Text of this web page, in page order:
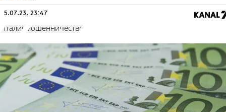
5.07.23, 23:47
Италия мошенничество